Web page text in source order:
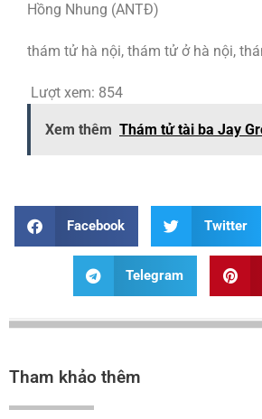
Hồng Nhung (ANTĐ)
thám tử hà nội, thám tử ở hà nội,
Lượt xem: 854
Xem thêm Thám tử tài ba Jay
Facebook Twitter
Telegram
Tham khảo thêm